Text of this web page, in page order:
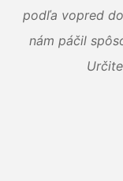
podľa vopred
nám páčil